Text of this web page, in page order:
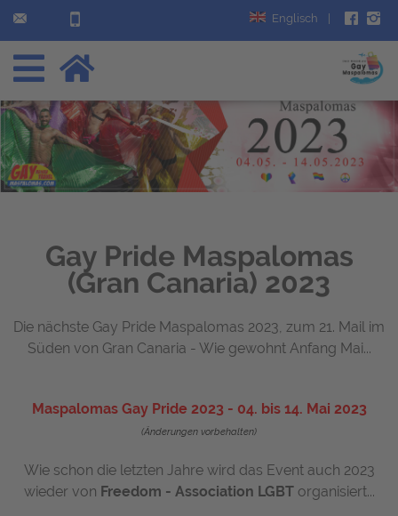
Englisch
Gay Pride Maspalomas
(Gran Canaria) 2023
Die nächste Gay Pride Maspalomas 2023, zum 21. Mail im
Süden von Gran Canaria - Wie gewohnt Anfang Mai...
Maspalomas Gay Pride 2023 - 04. bis 14. Mai 2023
(Änderungen vorbehalten)
Wie schon die letzten Jahre wird das Event auch 2023
wieder von Freedom - Association LGBTorganisiert...